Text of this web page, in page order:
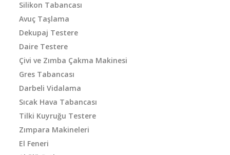
Silikon Tabancası
Avuç Taşlama
Dekupaj Testere
Daire Testere
Çivi ve Zımba Çakma Makinesi
Gres Tabancası
Darbeli Vidalama
Sıcak Hava Tabancası
Tilki Kuyruğu Testere
Zımpara Makineleri
El Feneri